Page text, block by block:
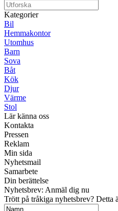
Kategorier
Bil
Hemmakontor
Utomhus
Barn
Sova
Båt
Kök
Djur
Värme
Stol
Lär känna oss
Kontakta
Pressen
Reklam
Min sida
Nyhetsmail
Samarbete
Din berättelse
Nyhetsbrev: Anmäl dig nu
Trött på tråkiga nyhetsbrev? Detta